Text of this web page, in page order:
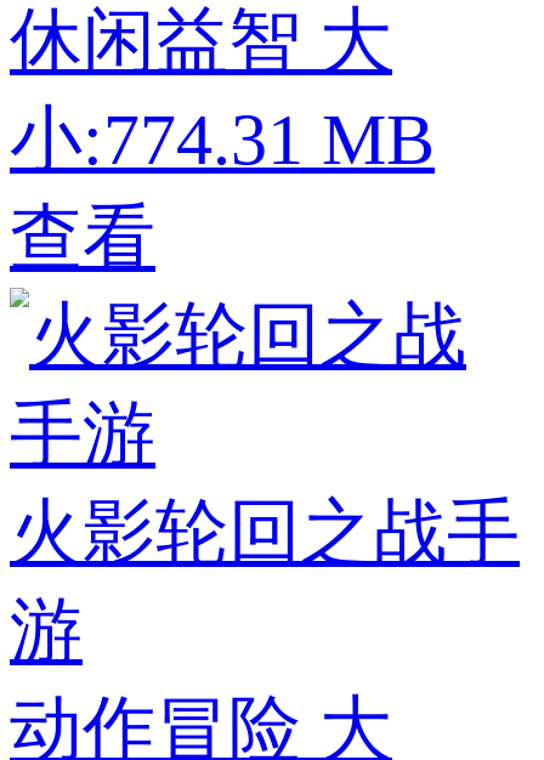
休闲益智 大
小:774.31 MB
查看
火影轮回之战手
游
动作冒险 大